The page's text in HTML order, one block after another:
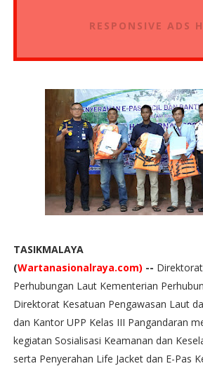
RESPONSIVE ADS
TASIKMALAYA
(Wartanasionalraya.com) --
Perhubungan Laut Kementerian
Direktorat Kesatuan Pengawasan Laut
dan Kantor UPP Kelas III Pangandaran
kegiatan Sosialisasi Keamanan dan
serta Penyerahan Life Jacket dan E-Pas